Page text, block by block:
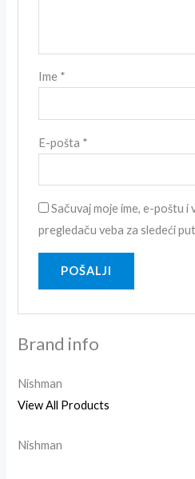
Ime *
E-pošta *
Sačuvaj moje ime, e-poštu i
pregledaču veba za sledeći
Brand info
Nishman
View All Products
Nishman